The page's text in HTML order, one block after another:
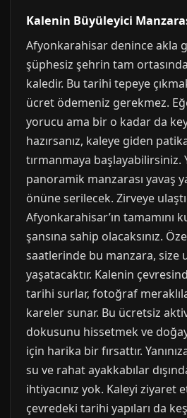
Kalenin Büyüleyici
Afyonkarahisar denince akla
şüphesiz şehrin tam
kaledir. Bu tarihi tepeye
ücret ödemeniz gerekmez.
yorucu ama bir o kadar da
hazırsanız, kaleye giden
tırmanmaya başlayabilirsiniz.
panoramik manzarası yavaş
önüne serilecek. Zirveye
Afyonkarahisar’ın tamamını
şansına sahip olacaksınız.
saatlerinde bu manzara, size
yaşatacaktır. Kalenin
tarihi surlar, fotoğraf
kareler sunar. Bu ücretsiz
dokusunu hissetmek ve
için harika bir fırsattır.
su ve rahat ayakkabılar
ihtiyacınız yok. Kaleyi ziyaret
çevredeki tarihi yapıları da